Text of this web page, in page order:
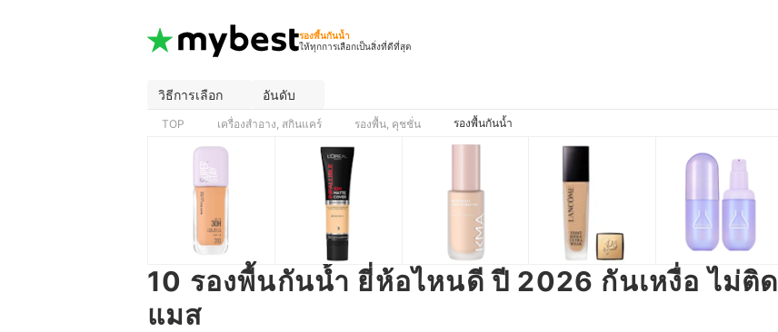
รองพื้นกันน้ำ
ให้ทุกการเลือกเป็นสิ่งที่ดีที่สุด
วิธีการเลือก อันดับ
TOP เครื่องสำอาง, สกินแคร์ รองพื้น, คุชชั่น รองพื้นกันน้ำ
10 รองพื้นกันน้ำ ยี่ห้อไหนดี ปี 2026 กันเหงื่อ ไม่ติด
แมส